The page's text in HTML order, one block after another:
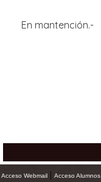
En mantención.-
Acceso Webmail | Acceso Alumnos